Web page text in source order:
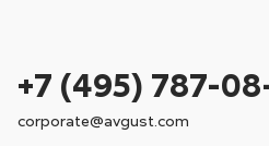
+7 (495) 787-
corporate@avgust.com